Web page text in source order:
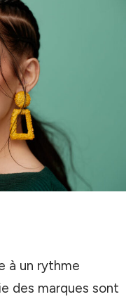
à un rythme
des marques sont